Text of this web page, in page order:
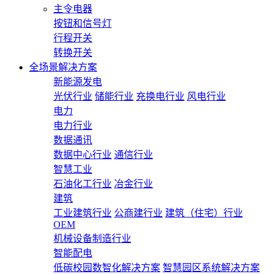
主令电器
按钮和信号灯
行程开关
转换开关
全场景解决方案
新能源发电
光伏行业 储能行业 充换电行业 风电行业
电力
电力行业
数据通讯
数据中心行业 通信行业
智慧工业
石油化工行业 冶金行业
建筑
工业建筑行业 公商建行业 建筑（住宅）行业
OEM
机械设备制造行业
智能配电
低碳校园数智化解决方案 智慧园区系统解决方案